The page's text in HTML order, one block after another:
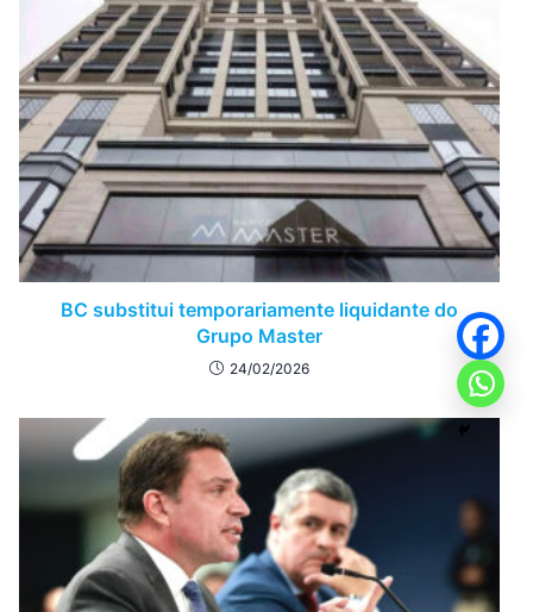
BC substitui temporariamente liquidante do
Grupo Master
24/02/2026